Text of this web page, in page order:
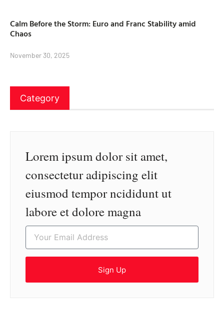
Calm Before the Storm: Euro and Franc Stability amid
Chaos
November 30, 2025
Category
Lorem ipsum dolor sit amet,
consectetur adipiscing elit
eiusmod tempor ncididunt ut
labore et dolore magna
Sign Up